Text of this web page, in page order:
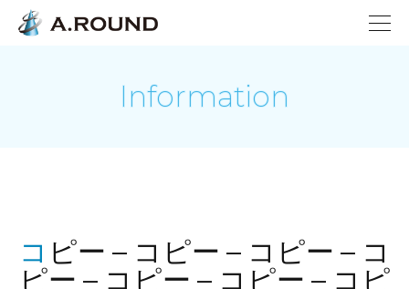
Information
コピー – コピー – コピー – コ
ピー – コピー – コピー – コピ